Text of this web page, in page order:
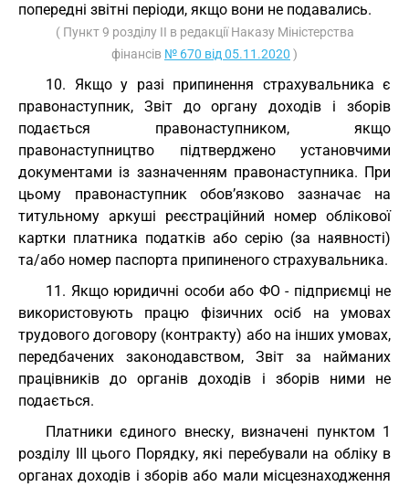
попередні звітні періоди, якщо вони не подавались.
( Пункт 9 розділу II в редакції Наказу Міністерства
фінансів № 670 від 05.11.2020 )
10. Якщо у разі припинення страхувальника є
правонаступник, Звіт до органу доходів і зборів
подається правонаступником, якщо
правонаступництво підтверджено установчими
документами із зазначенням правонаступника. При
цьому правонаступник обов’язково зазначає на
титульному аркуші реєстраційний номер облікової
картки платника податків або серію (за наявності)
та/або номер паспорта припиненого страхувальника.
11. Якщо юридичні особи або ФО - підприємці не
використовують працю фізичних осіб на умовах
трудового договору (контракту) або на інших умовах,
передбачених законодавством, Звіт за найманих
працівників до органів доходів і зборів ними не
подається.
Платники єдиного внеску, визначені пунктом 1
розділу ІІІ цього Порядку, які перебували на обліку в
органах доходів і зборів або мали місцезнаходження